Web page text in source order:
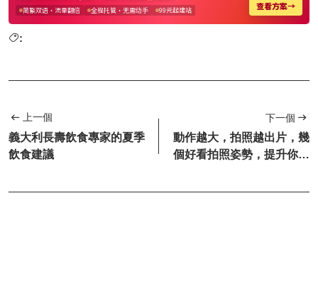
:
上一個
義大利長壽飲食專家的夏季
飲食建議
下一個
動作越大，拍照越出片，幾
個好看拍照姿勢，提升你的